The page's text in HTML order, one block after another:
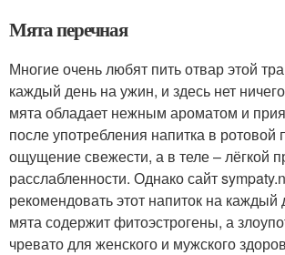
Мята перечная
Многие очень любят пить отвар этой
каждый день на ужин, и здесь нет
мята обладает нежным ароматом и
после употребления напитка в ротовой
ощущение свежести, а в теле – лёгкой
расслабленности. Однако сайт
рекомендовать этот напиток на каждый
мята содержит фитоэстрогены, а
чревато для женского и мужского